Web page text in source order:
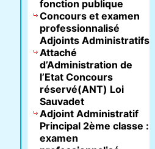
fonction publique
Concours et examen
professionnalisé
Adjoints Administratifs
Attaché
d’Administration de
l’Etat Concours
réservé(ANT) Loi
Sauvadet
Adjoint Administratif
Principal 2ème classe :
examen